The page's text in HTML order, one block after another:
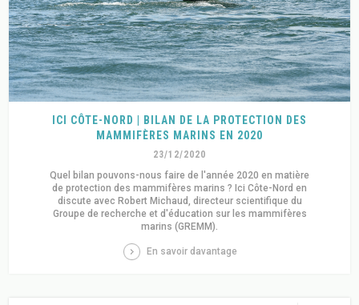
ICI CÔTE-NORD | BILAN DE LA PROTECTION DES
MAMMIFÈRES MARINS EN 2020
23/12/2020
Quel bilan pouvons-nous faire de l'année 2020 en matière
de protection des mammifères marins ? Ici Côte-Nord en
discute avec Robert Michaud, directeur scientifique du
Groupe de recherche et d'éducation sur les mammifères
marins (GREMM).
En savoir davantage